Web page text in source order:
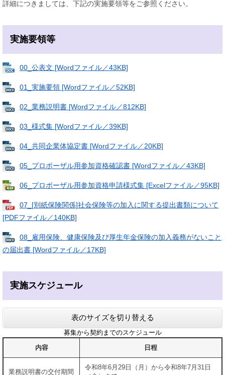
詳細につきましては、下記の実施要領等をご参照ください。
実施要領等
00_公表文 [Wordファイル／43KB]
01_実施要領 [Wordファイル／52KB]
02_業務説明書 [Wordファイル／812KB]
03_様式集 [Wordファイル／39KB]
04_共同企業体協定書 [Wordファイル／20KB]
05_プロポーザル用参加資格確認書 [Wordファイル／43KB]
06_プロポーザル用参加資格申請様式集 [Excelファイル／95KB]
07_[別紙保険関係]社会保険等の加入に関する提出書類について
[PDFファイル／140KB]
08_雇用保険、健康保険及び厚生年金保険の加入義務がないこと
の届出書 [Wordファイル／17KB]
実施スケジュール
表のサイズを切り替える
募集から契約までのスケジュール
内容
日程
業務説明書の交付期間
令和8年6月29日（月）から令和8年7月31日